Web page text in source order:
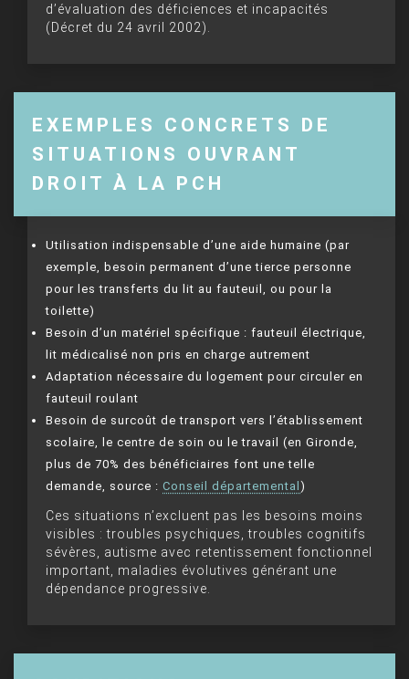
d’évaluation des déficiences et incapacités
(Décret du 24 avril 2002).
EXEMPLES CONCRETS DE
SITUATIONS OUVRANT
DROIT À LA PCH
Utilisation indispensable d’une aide humaine (par
exemple, besoin permanent d’une tierce personne
pour les transferts du lit au fauteuil, ou pour la
toilette)
Besoin d’un matériel spécifique : fauteuil électrique,
lit médicalisé non pris en charge autrement
Adaptation nécessaire du logement pour circuler en
fauteuil roulant
Besoin de surcoût de transport vers l’établissement
scolaire, le centre de soin ou le travail (en Gironde,
plus de 70% des bénéficiaires font une telle
demande, source : Conseil départemental )
Ces situations n’excluent pas les besoins moins
visibles : troubles psychiques, troubles cognitifs
sévères, autisme avec retentissement fonctionnel
important, maladies évolutives générant une
dépendance progressive.